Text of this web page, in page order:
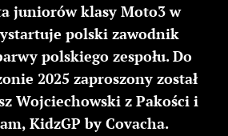
juniorów klasy Moto3 w
polski zawodnik
polskiego zespołu. Do
2025 zaproszony został
Wojciechowski z Pakości i
KidzGP by Covacha.